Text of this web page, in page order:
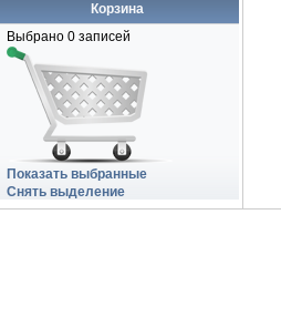
Корзина
Выбрано 0записей
Показать выбранные
Снять выделение